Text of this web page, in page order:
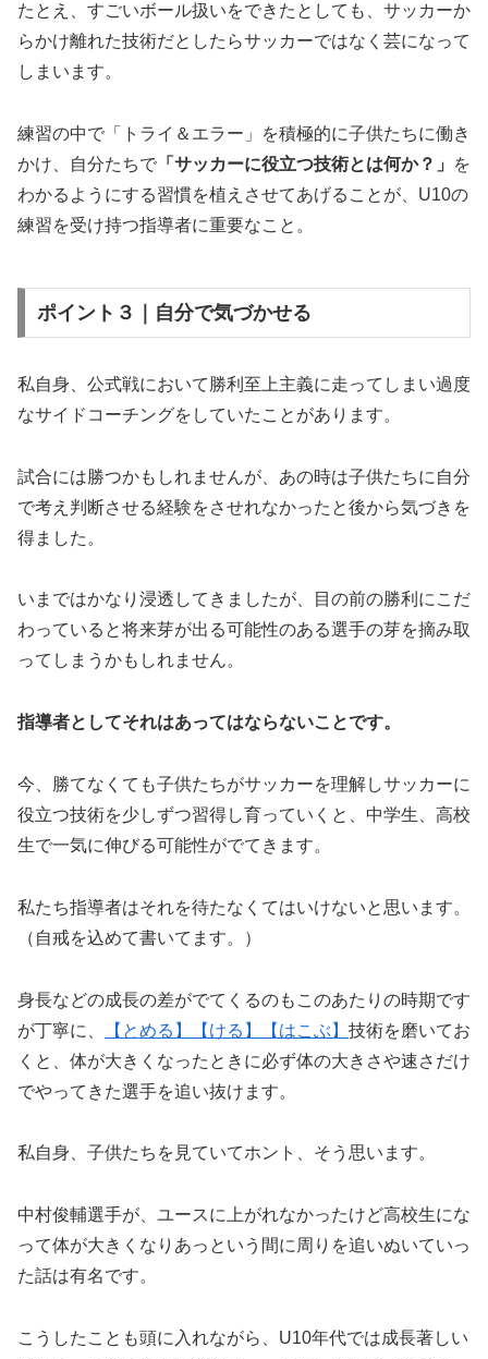
たとえ、すごいボール扱いをできたとしても、サッカーか
らかけ離れた技術だとしたらサッカーではなく芸になって
しまいます。
練習の中で「トライ＆エラー」を積極的に子供たちに働き
かけ、自分たちで 「サッカーに役立つ技術とは何か？」
を
わかるようにする習慣を植えさせてあげることが、U10の
練習を受け持つ指導者に重要なこと。
ポイント３｜自分で気づかせる
私自身、公式戦において勝利至上主義に走ってしまい過度
なサイドコーチングをしていたことがあります。
試合には勝つかもしれませんが、あの時は子供たちに自分
で考え判断させる経験をさせれなかったと後から気づきを
得ました。
いまではかなり浸透してきましたが、目の前の勝利にこだ
わっていると将来芽が出る可能性のある選手の芽を摘み取
ってしまうかもしれません。
指導者としてそれはあってはならないことです。
今、勝てなくても子供たちがサッカーを理解しサッカーに
役立つ技術を少しずつ習得し育っていくと、中学生、高校
生で一気に伸びる可能性がでてきます。
私たち指導者はそれを待たなくてはいけないと思います。
（自戒を込めて書いてます。）
身長などの成長の差がでてくるのもこのあたりの時期です
が丁寧に、
【とめる】 【ける】 【はこぶ】 技術を磨いてお
くと、体が大きくなったときに必ず体の大きさや速さだけ
でやってきた選手を追い抜けます。
私自身、子供たちを見ていてホント、そう思います。
中村俊輔選手が、ユースに上がれなかったけど高校生にな
って体が大きくなりあっという間に周りを追いぬいていっ
た話は有名です。
こうしたことも頭に入れながら、U10年代では成長著しい